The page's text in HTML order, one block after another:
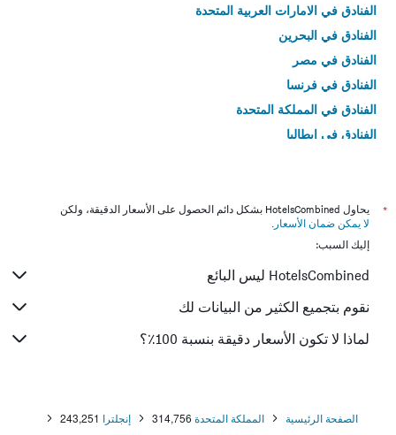
الفنادق في الامارات العربية المتحدة
الفنادق في البحرين
الفنادق في مصر
الفنادق في فرنسا
الفنادق في المملكة المتحدة
الفنادق في إيطاليا
*
يحاول HotelsCombined بشكل دائم الحصول على الأسعار الدقيقة، ولكن
لا يمكن ضمان الأسعار .
إليك السبب:
HotelsCombined ليس البائع
نقوم بتجميع الكثير من البيانات لك
لماذا لا تكون الأسعار دقيقة بنسبة 100٪؟
الصفحة الرئيسية المملكة المتحدة 314,756 إنجلترا 243,251